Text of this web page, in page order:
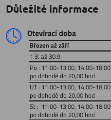
Důležité informace
Otevírací doba
Březen až září
1.3. až 30.9.
Po : 11:00-13:00, 14:00-18:00
po dohodě do 20,00 hod
UT : 11:00-13:00, 14:00-18:00
po dohodě do 20,00 hod
St : 11:00-13:00, 14:00-18:00
po dohodě do 20,00 hod